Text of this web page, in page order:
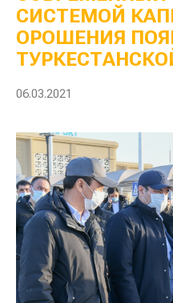
СИСТЕМОЙ
ОРОШЕНИЯ
06.03.2021